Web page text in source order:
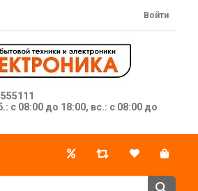
с 08:00 до 18:00, вс.: с 08:00 до
Войти